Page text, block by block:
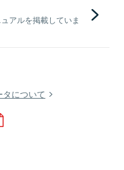
アルを掲載していま
について